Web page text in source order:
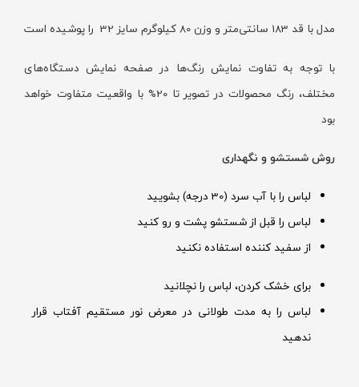
مدل با قد 183 سانتی‌متر و وزن 80 کیلوگرم سایز 32 را پوشیده است
با توجه به تفاوت نمایش رنگ‌ها در صفحه نمایش دستگاه‌های
مختلف، رنگ محصولات در تصویر تا 20% با واقعیت متفاوت خواهد
بود
روش شستشو و نگهداری
لباس را با آب سرد (30 درجه) بشویید
لباس را قبل از شستشو پشت و رو کنید
از سفید کننده استفاده نکنید
برای خشک کردن، لباس را نچلانید
لباس را به مدت طولانی در معرض نور مستقیم آفتاب قرار
ندهید